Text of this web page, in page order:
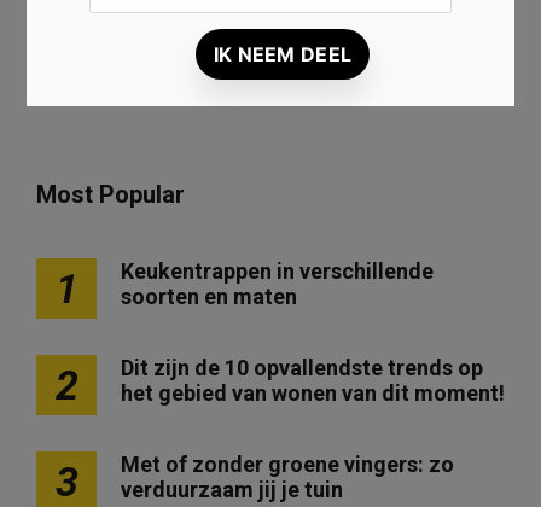
Most Popular
1
Keukentrappen in verschillende
soorten en maten
2
Dit zijn de 10 opvallendste trends op
het gebied van wonen van dit moment!
3
Met of zonder groene vingers: zo
verduurzaam jij je tuin